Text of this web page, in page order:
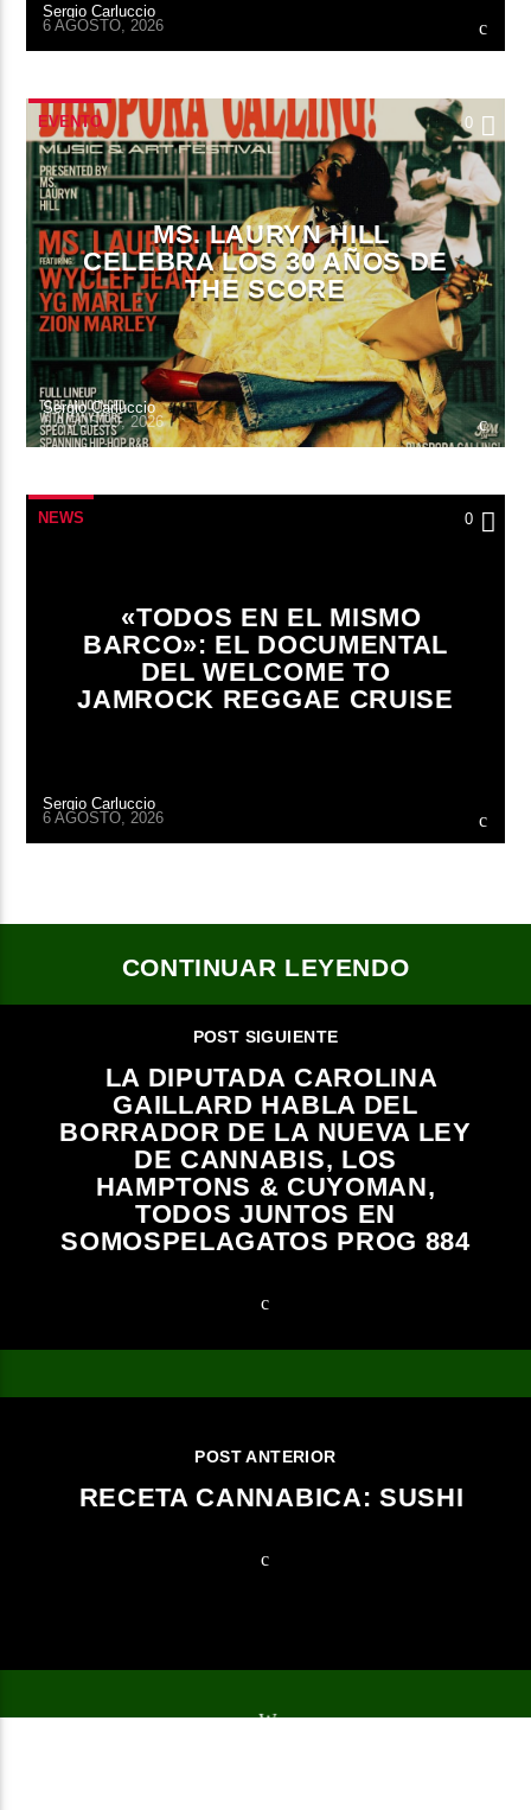
Sergio Carluccio
6 AGOSTO, 2026
EVENTO 0
MS. LAURYN HILL
CELEBRA LOS 30 AÑOS DE
THE SCORE
Sergio Carluccio
6 AGOSTO, 2026
NEWS 0
«TODOS EN EL MISMO
BARCO»: EL DOCUMENTAL
DEL WELCOME TO
JAMROCK REGGAE CRUISE
Sergio Carluccio
6 AGOSTO, 2026
CONTINUAR LEYENDO
POST SIGUIENTE
LA DIPUTADA CAROLINA
GAILLARD HABLA DEL
BORRADOR DE LA NUEVA LEY
DE CANNABIS, LOS
HAMPTONS & CUYOMAN,
TODOS JUNTOS EN
SOMOSPELAGATOS PROG 884
POST ANTERIOR
RECETA CANNABICA: SUSHI